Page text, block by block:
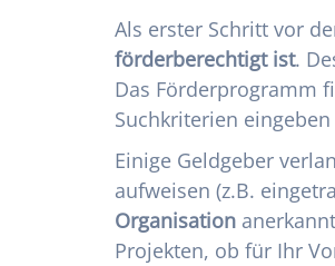
Als erster Schritt vor
förderberechtigt ist.
Das Förderprogramm
Suchkriterien
Einige Geldgeber
aufweisen (z.B.
Organisation
Projekten, ob für Ihr